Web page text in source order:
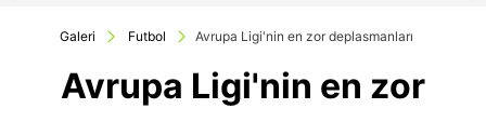
Galeri Futbol Avrupa Ligi'nin en zor deplasmanları
Avrupa Ligi'nin en zor